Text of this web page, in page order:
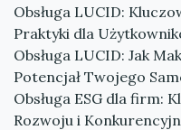
Obsługa LUCID:
Praktyki dla
Obsługa LUCID: Jak
Potencjał Twojego
Obsługa ESG dla firm:
Rozwoju i